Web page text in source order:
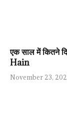
एक साल में कितने
Hain
November 23,